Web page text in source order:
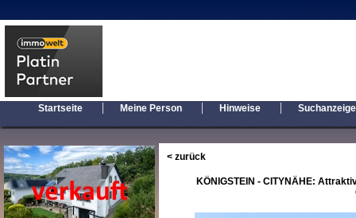
Startseite | Meine Person | Hinweise |
< zurück
KÖNIGSTEIN - CITYNÄHE: